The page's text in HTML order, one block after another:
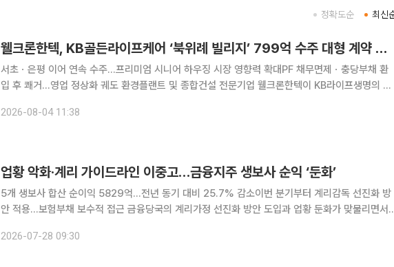
최신
정확도순
웰크론한텍, KB골든라이프케어 ‘북위례 빌리지’ 799억 수주 대형 계약 확보…“하반기 실적 개선에 최선”
서초ㆍ은평 이어 연속 수주…프리미엄 시니어 하우징 시장 영향력 확대PF 채무면제ㆍ충당부채 환
입 후 쾌거…영업 정상화 궤도 환경플랜트 및 종합건설 전문기업 웰크론한텍이 KB라이프생명의 시
2026-08-04 11:38
업황 악화·계리 가이드라인 이중고…금융지주 생보사 순익 ‘둔화’
5개 생보사 합산 순이익 5829억…전년 동기 대비 25.7% 감소이번 분기부터 계리감독 선진화 방
안 적용…보험부채 보수적 접근 금융당국의 계리가정 선진화 방안 도입과 업황 둔화가 맞물리면서
규제 여파까지 더해지면서 일부를 제외한 대부분의 회사가 순이익 감소세를
2026-07-28 09:30